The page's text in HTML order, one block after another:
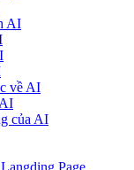
AI
về AI
của AI
Page